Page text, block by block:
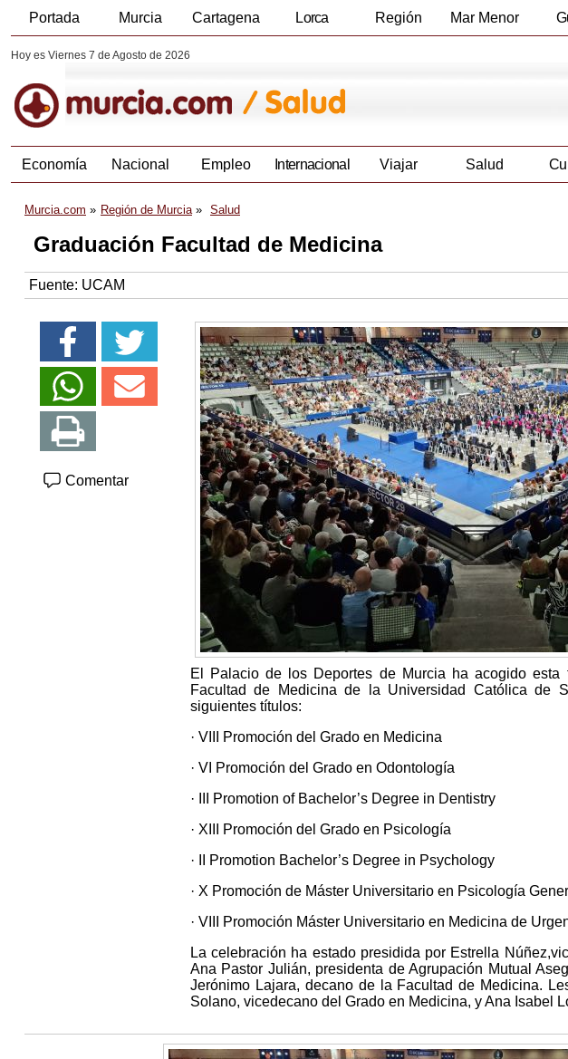
Portada Murcia Cartagena Lorca Región Mar Menor
Hoy es Viernes 7 de Agosto de 2026
Economía Nacional Empleo Internacional Viajar Salud
Murcia.com Región de Murcia Salud
Graduación Facultad de Medicina
Fuente: UCAM
Comentar
El Palacio de los Deportes de Murcia ha acogido
Facultad de Medicina de la Universidad Católica de
siguientes títulos:
· VIII Promoción del Grado en Medicina
· VI Promoción del Grado en Odontología
· III Promotion of Bachelor’s Degree in Dentistry
· XIII Promoción del Grado en Psicología
· II Promotion Bachelor’s Degree in Psychology
· X Promoción de Máster Universitario en Psicología
· VIII Promoción Máster Universitario en Medicina de
La celebración ha estado presidida por Estrella
Ana Pastor Julián, presidenta de Agrupación Mutual
Jerónimo Lajara, decano de la Facultad de Medicina.
Solano, vicedecano del Grado en Medicina, y Ana Isabel